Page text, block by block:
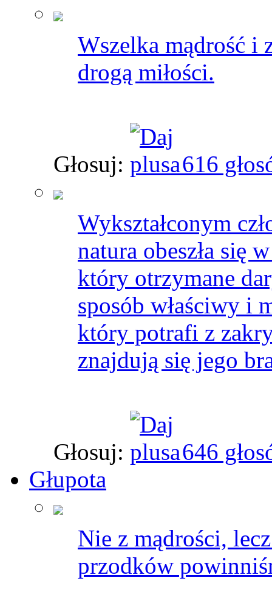
Wszelka mądrość i
drogą miłości.
Głosuj: 616
Wykształconym
natura obeszła się
który otrzymane
sposób właściwy i
który potrafi z
znajdują się jego
Głosuj:
646
Głupota
Nie z mądrości,
przodków